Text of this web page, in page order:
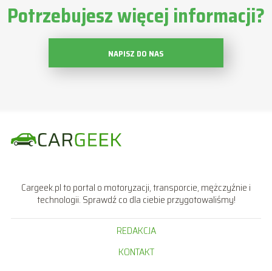
Potrzebujesz więcej informacji?
NAPISZ DO NAS
Cargeek.pl to portal o motoryzacji, transporcie, mężczyźnie i
technologii. Sprawdź co dla ciebie przygotowaliśmy!
REDAKCJA
KONTAKT